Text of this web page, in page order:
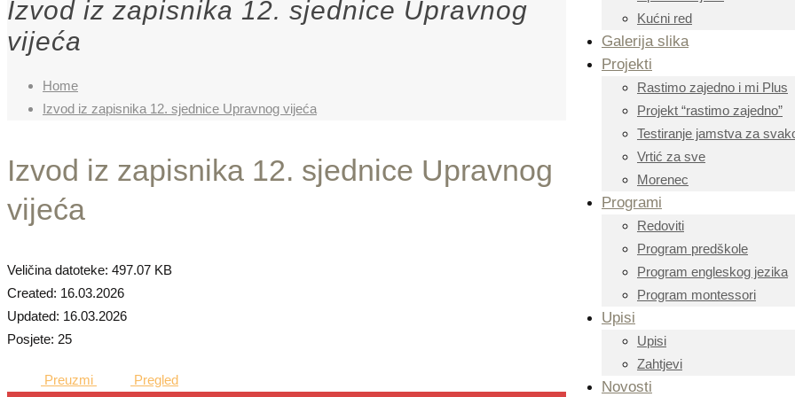
Kućni red
Galerija slika
Projekti
Rastimo zajedno i mi Plus
Projekt “rastimo zajedno”
Testiranje jamstva za
Vrtić za sve
Morenec
Programi
Redoviti
Program predškole
Program engleskog jezika
Program montessori
Upisi
Upisi
Zahtjevi
Novosti
Izvod iz zapisnika 12. sjednice Upravnog
vijeća
Home
Izvod iz zapisnika 12. sjednice Upravnog vijeća
Izvod iz zapisnika 12. sjednice Upravnog
vijeća
Veličina datoteke: 497.07 KB
Created: 16.03.2026
Updated: 16.03.2026
Posjete: 25
Preuzmi Pregled